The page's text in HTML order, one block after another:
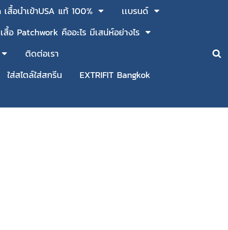
สื้อนำเข้าUSA แท้ 100%
เเบรนด์
เสื้อ Patchwork คืออะไร มีเสน่ห์อย่างไร
ติดต่อเรา
ใส่สไตล์ใส่สกรีน
EXTRIFIT Bangkok